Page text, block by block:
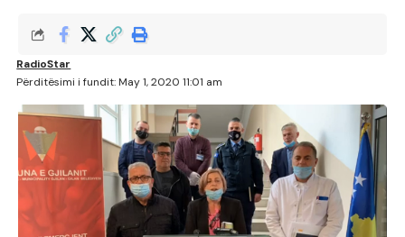
Përditësimi i fundit: May 1, 2020 11:01 am
RadioStar